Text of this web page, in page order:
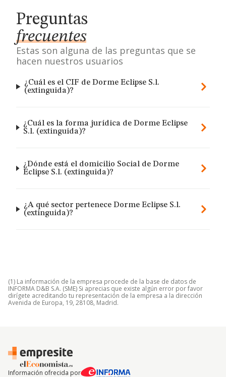
Preguntas
frecuentes
Estas son alguna de las preguntas que se
hacen nuestros usuarios
¿Cuál es el CIF de Dorme Eclipse S.l.
(extinguida)?
¿Cuál es la forma jurídica de Dorme Eclipse
S.l. (extinguida)?
¿Dónde está el domicilio Social de Dorme
Eclipse S.l. (extinguida)?
¿A qué sector pertenece Dorme Eclipse S.l.
(extinguida)?
(1) La información de la empresa procede de la base de datos de
INFORMA D&B S.A. (SME) Si aprecias que existe algún error por favor
dirígete acreditando tu representación de la empresa a la dirección
Avenida de Europa, 19, 28108, Madrid.
Información ofrecida por